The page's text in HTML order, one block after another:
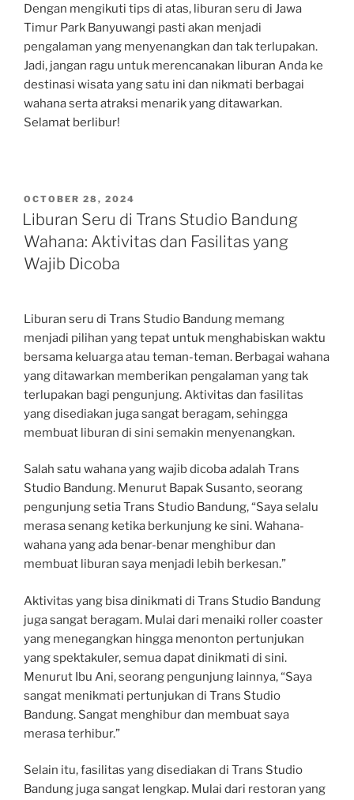
Dengan mengikuti tips di atas, liburan seru di Jawa
Timur Park Banyuwangi pasti akan menjadi
pengalaman yang menyenangkan dan tak terlupakan.
Jadi, jangan ragu untuk merencanakan liburan Anda ke
destinasi wisata yang satu ini dan nikmati berbagai
wahana serta atraksi menarik yang ditawarkan.
Selamat berlibur!
POSTED
ON
OCTOBER 28, 2024
Liburan Seru di Trans Studio Bandung
Wahana: Aktivitas dan Fasilitas yang
Wajib Dicoba
Liburan seru di Trans Studio Bandung memang
menjadi pilihan yang tepat untuk menghabiskan waktu
bersama keluarga atau teman-teman. Berbagai wahana
yang ditawarkan memberikan pengalaman yang tak
terlupakan bagi pengunjung. Aktivitas dan fasilitas
yang disediakan juga sangat beragam, sehingga
membuat liburan di sini semakin menyenangkan.
Salah satu wahana yang wajib dicoba adalah Trans
Studio Bandung. Menurut Bapak Susanto, seorang
pengunjung setia Trans Studio Bandung, “Saya selalu
merasa senang ketika berkunjung ke sini. Wahana-
wahana yang ada benar-benar menghibur dan
membuat liburan saya menjadi lebih berkesan.”
Aktivitas yang bisa dinikmati di Trans Studio Bandung
juga sangat beragam. Mulai dari menaiki roller coaster
yang menegangkan hingga menonton pertunjukan
yang spektakuler, semua dapat dinikmati di sini.
Menurut Ibu Ani, seorang pengunjung lainnya, “Saya
sangat menikmati pertunjukan di Trans Studio
Bandung. Sangat menghibur dan membuat saya
merasa terhibur.”
Selain itu, fasilitas yang disediakan di Trans Studio
Bandung juga sangat lengkap. Mulai dari restoran yang